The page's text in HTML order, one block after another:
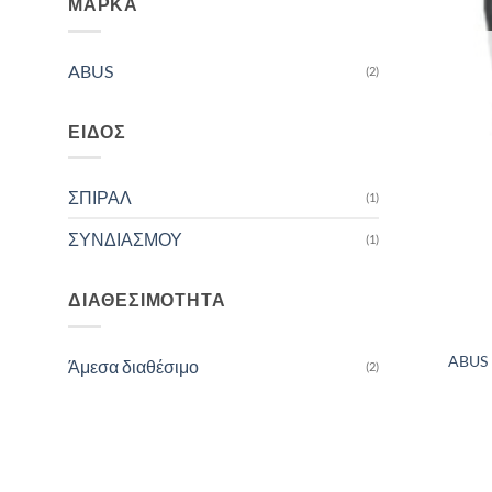
ΜΆΡΚΑ
ABUS (2)
ΕΊΔΟΣ
ΣΠΙΡΑΛ (1)
ΣΥΝΔΙΑΣΜΟΥ (1)
ΔΙΑΘΕΣΙΜΌΤΗΤΑ
Άμεσα διαθέσιμο (2)